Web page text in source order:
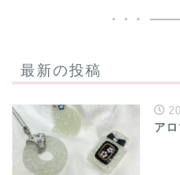
最新の投稿
ア